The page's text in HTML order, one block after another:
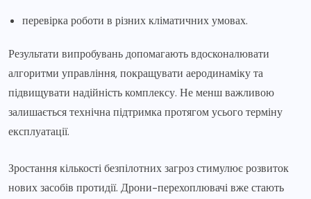
перевірка роботи в різних кліматичних умовах.
Результати випробувань допомагають вдосконалювати
алгоритми управління, покращувати аеродинаміку та
підвищувати надійність комплексу. Не менш важливою
залишається технічна підтримка протягом усього терміну
експлуатації.
Зростання кількості безпілотних загроз стимулює розвиток
нових засобів протидії. Дрони-перехоплювачі вже стають